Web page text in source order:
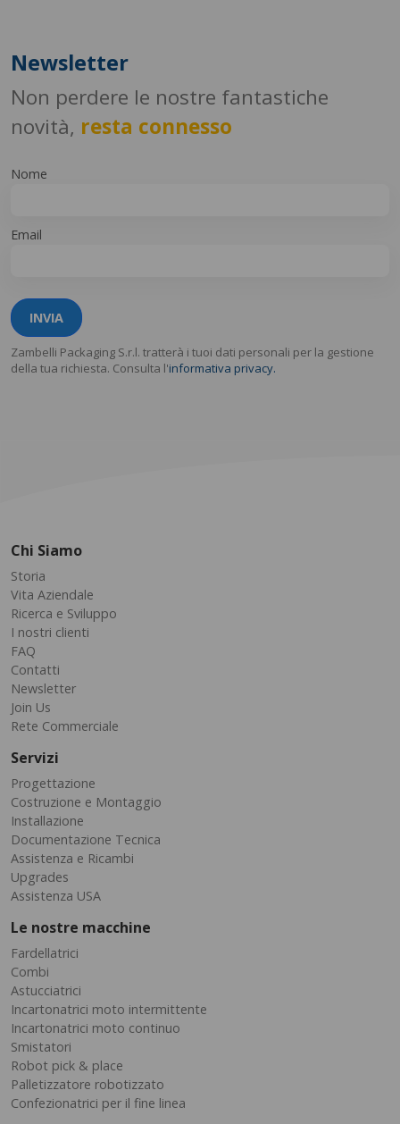
Newsletter
Non perdere le nostre fantastiche
novità, resta connesso
Nome
Email
INVIA
Zambelli Packaging S.r.l. tratterà i tuoi dati personali per la gestione
della tua richiesta. Consulta l'informativa privacy.
Chi Siamo
Storia
Vita Aziendale
Ricerca e Sviluppo
I nostri clienti
FAQ
Contatti
Newsletter
Join Us
Rete Commerciale
Servizi
Progettazione
Costruzione e Montaggio
Installazione
Documentazione Tecnica
Assistenza e Ricambi
Upgrades
Assistenza USA
Le nostre macchine
Fardellatrici
Combi
Astucciatrici
Incartonatrici moto intermittente
Incartonatrici moto continuo
Smistatori
Robot pick & place
Palletizzatore robotizzato
Confezionatrici per il fine linea